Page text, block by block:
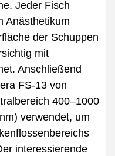
Jeder Fisch
Anästhetikum
der Schuppen
mit
Anschließend
FS-13 von
400–1000
verwendet, um
interessierende